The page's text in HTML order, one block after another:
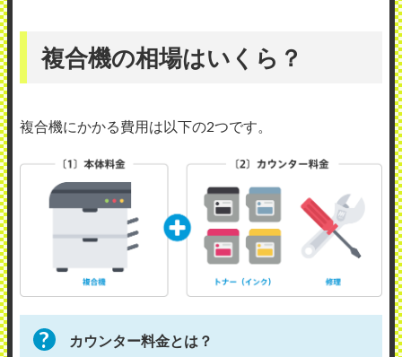
複合機の相場はいくら？
複合機にかかる費用は以下の2つです。
カウンター料金とは？